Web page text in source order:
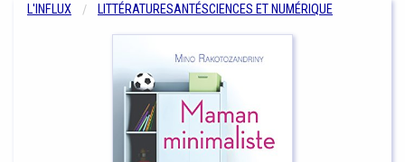
L'INFLUX LITTÉRATURESANTÉSCIENCES ET NUMÉRIQUE